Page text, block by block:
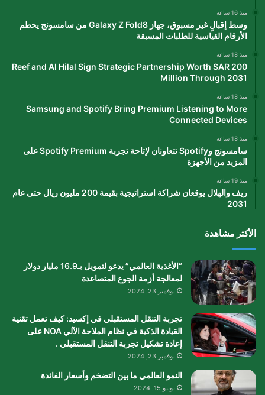
منذ 16 ساعة
وسط إقبالٍ غير مسبوق، جهاز Galaxy Z Fold8 من سامسونج يحطم
الأرقام القياسية للطلبات المسبقة
منذ 18 ساعة
Reef and Al Hilal Sign Strategic Partnership Worth SAR 200
Million Through 2031
منذ 18 ساعة
Samsung and Spotify Bring Premium Listening to More
Connected Devices
منذ 18 ساعة
سامسونج وSpotify تتعاونان لإتاحة تجربة Spotify Premium على
المزيد من الأجهزة
منذ 19 ساعة
ريف والهلال يوقعان شراكة استراتيجية بقيمة 200 مليون ريال حتى عام
2031
الأكثر مشاهدة
“الأغذية العالمي” يدعو لتمويل بـ16.9 مليار دولار
لمعالجة أزمة الجوع المتصاعدة
نوفمبر 23, 2024
تجربة التنقل المستقبلي في إكسيد: كيف تعمل تقنية
القيادة الذكية في نظام الملاحة الآلي NOA على
إعادة تشكيل تجربة التنقل المستقبلي .
نوفمبر 23, 2024
النمو العالمي ما بين التضخم وأسعار الفائدة
يونيو 15, 2024